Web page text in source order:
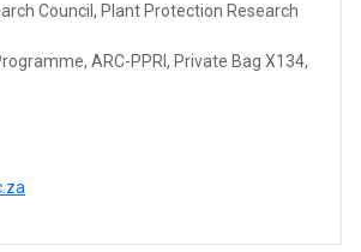
Council, Plant Protection Research
ARC-PPRI, Private Bag X134,